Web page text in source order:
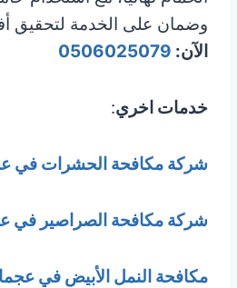
وضمان على الخدمة لتحقيق
الآن: 0506025079
خدمات اخري:
شركة مكافحة الحشرات في
شركة مكافحة الصراصير في
مكافحة النمل الأبيض في